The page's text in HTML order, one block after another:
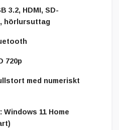
3.2, HDMI, SD-
hörlursuttag
720p
med numeriskt
Windows 11 Home